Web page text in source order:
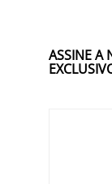
ASSINE A